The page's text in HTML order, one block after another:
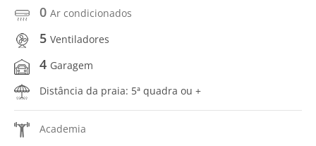
0 Ar condicionados
5 Ventiladores
4 Garagem
Distância da praia: 5ª quadra ou +
Academia